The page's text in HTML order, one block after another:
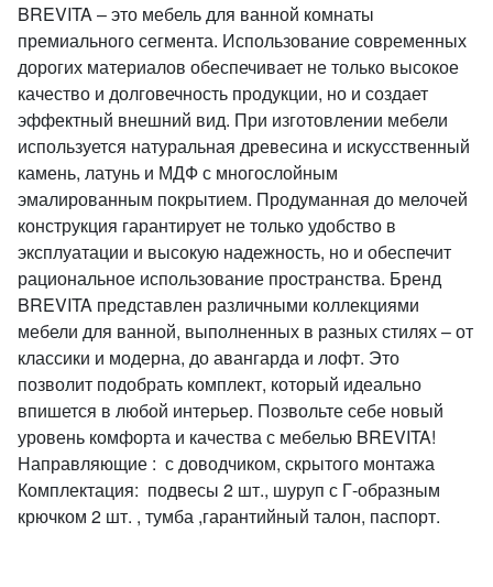
BREVITA – это мебель для ванной комнаты
премиального сегмента. Использование современных
дорогих материалов обеспечивает не только высокое
качество и долговечность продукции, но и создает
эффектный внешний вид. При изготовлении мебели
используется натуральная древесина и искусственный
камень, латунь и МДФ с многослойным
эмалированным покрытием. Продуманная до мелочей
конструкция гарантирует не только удобство в
эксплуатации и высокую надежность, но и обеспечит
рациональное использование пространства. Бренд
BREVITA представлен различными коллекциями
мебели для ванной, выполненных в разных стилях – от
классики и модерна, до авангарда и лофт. Это
позволит подобрать комплект, который идеально
впишется в любой интерьер. Позвольте себе новый
уровень комфорта и качества с мебелью BREVITA!
Направляющие : с доводчиком, скрытого монтажа
Комплектация: подвесы 2 шт., шуруп с Г-образным
крючком 2 шт. , тумба ,гарантийный талон, паспорт.